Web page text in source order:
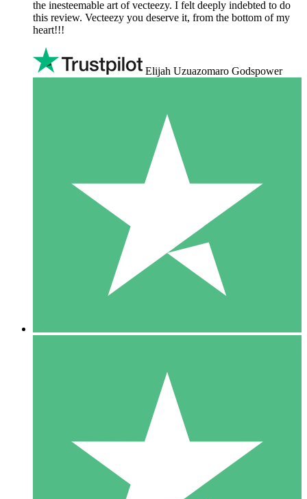
the inesteemable art of vecteezy. I felt deeply indebted to do
this review. Vecteezy you deserve it, from the bottom of my
heart!!!
Elijah Uzuazomaro Godspower